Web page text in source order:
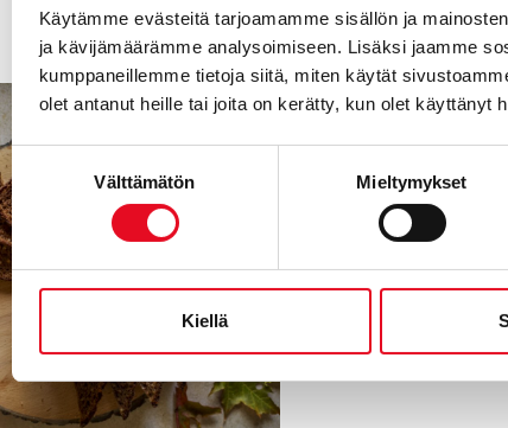
Käytämme evästeitä tarjoamamme sisällön ja
ja kävijämäärämme analysoimiseen. Lisäksi jaamme
kumppaneillemme tietoja siitä, miten käytät
olet antanut heille tai joita on kerätty, kun olet käyttänyt
valinta
Välttämätön Mieltymykset
Kiellä